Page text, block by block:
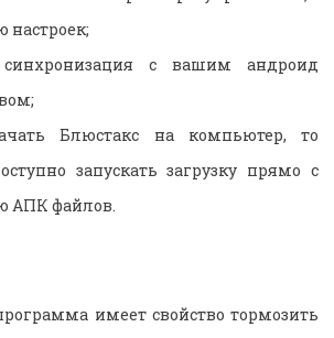
с вашим андроид
Блюстакс на компьютер, то
запускать загрузку прямо с
АПК файлов.
имеет свойство тормозить